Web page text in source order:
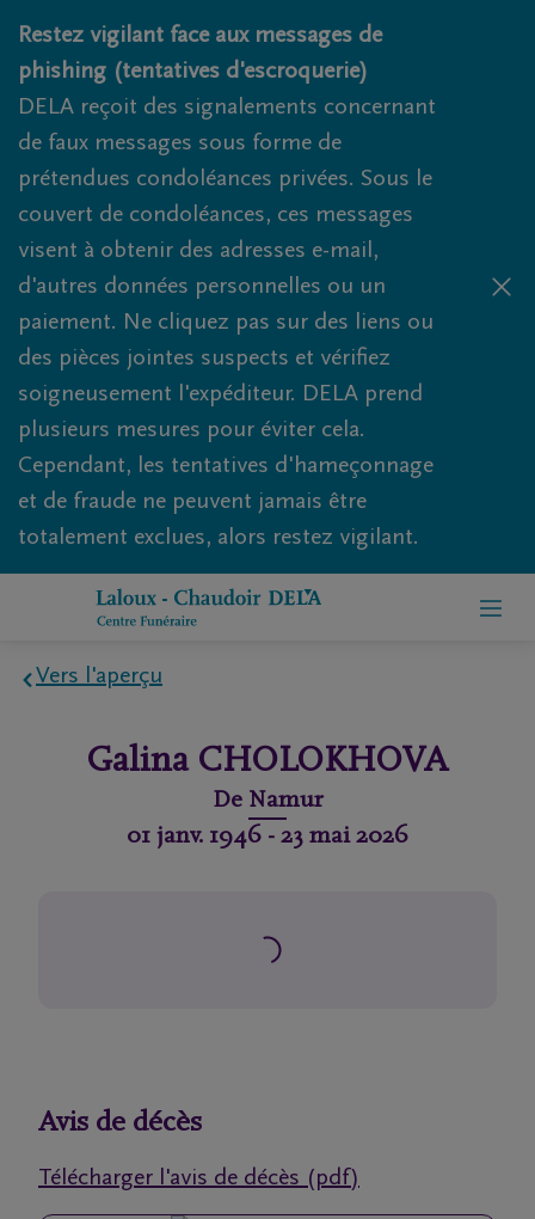
Obituaries.breadcrumbs.SkipLink
Restez vigilant face aux messages de
phishing (tentatives d'escroquerie)
DELA reçoit des signalements concernant
de faux messages sous forme de
prétendues condoléances privées. Sous le
couvert de condoléances, ces messages
visent à obtenir des adresses e-mail,
d'autres données personnelles ou un
paiement. Ne cliquez pas sur des liens ou
des pièces jointes suspects et vérifiez
soigneusement l'expéditeur. DELA prend
plusieurs mesures pour éviter cela.
Cependant, les tentatives d'hameçonnage
et de fraude ne peuvent jamais être
totalement exclues, alors restez vigilant.
de
Vers l'aperçu
Galina CHOLOKHOVA
De Namur
01 janv. 1946 - 23 mai 2026
Avis de décès
Télécharger l'avis de décès (pdf)